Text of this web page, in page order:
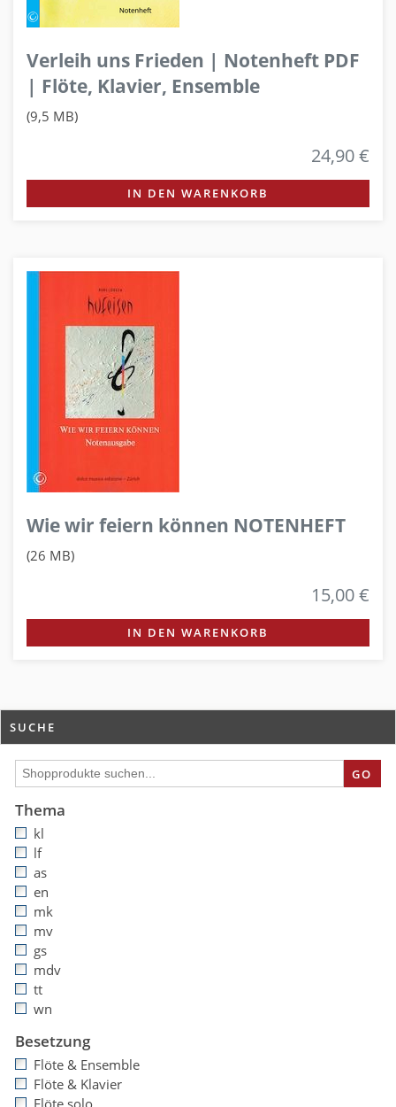
Verleih uns Frieden | Notenheft PDF
| Flöte, Klavier, Ensemble
(9,5 MB)
24,90 €
IN DEN WARENKORB
Wie wir feiern können NOTENHEFT
(26 MB)
15,00 €
IN DEN WARENKORB
SUCHE
GO
Thema
kl
lf
as
en
mk
mv
gs
mdv
tt
wn
Besetzung
Flöte & Ensemble
Flöte & Klavier
Flöte solo